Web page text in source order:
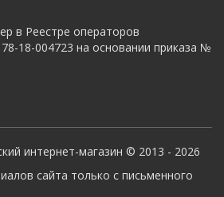
в Реестре операторов
18-004723 на основании приказа №
интернет-магазин © 2013 - 2026
сайта только с письменного